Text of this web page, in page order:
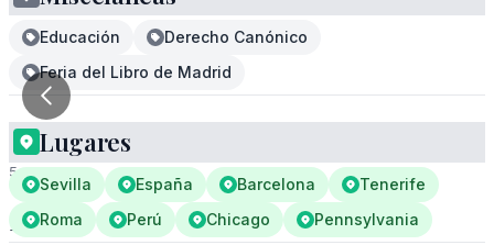
1
/
5
Primer
Educación
Derecho Canónico
Feria del Libro de Madrid
Lugares
Sevilla España Barcelona
Tenerife
Roma
Perú Chicago Pennsylvania